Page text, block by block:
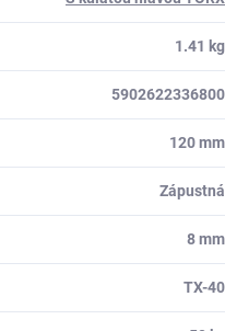
1.41 kg
5902622336800
120 mm
Zápustná
8 mm
TX-40